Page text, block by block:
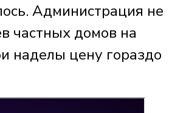
Администрация не
частных домов на
наделы цену гораздо